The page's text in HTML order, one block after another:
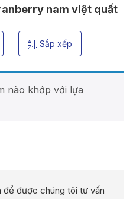
nam việt quất
Sắp xếp
nào khớp với lựa
để được chúng tôi tư vấn